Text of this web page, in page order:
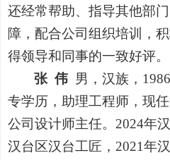
还经常帮助、指导其他部
障，配合公司组织培训，
得领导和同事的一致好评。
张 伟 男，汉族，
专学历，助理工程师，现
公司设计师主任。2024年
汉台区汉台工匠，2021年